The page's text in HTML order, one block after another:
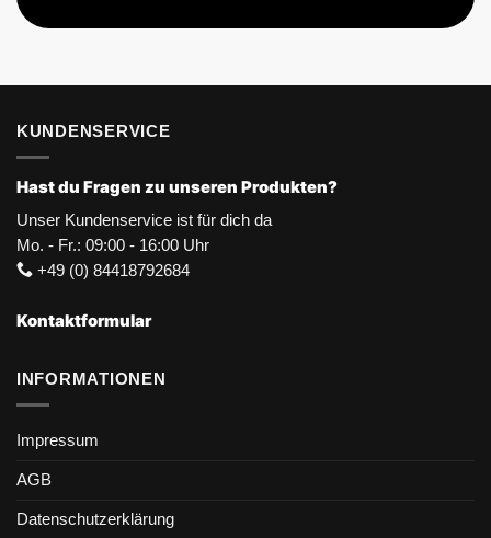
KUNDENSERVICE
Hast du Fragen zu unseren Produkten?
Unser Kundenservice ist für dich da
Mo. - Fr.: 09:00 - 16:00 Uhr
+49 (0) 84418792684
Kontaktformular
INFORMATIONEN
Impressum
AGB
Datenschutzerklärung